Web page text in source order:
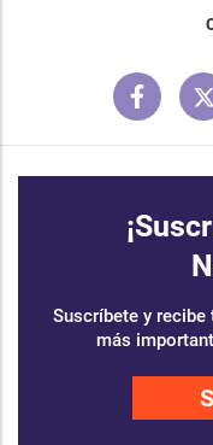
Suscríbete y
más